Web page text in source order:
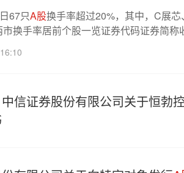
67只A股换手率超过20%，其中，C展
换手率居前个股一览证券代码证券简
信证券股份有限公司关于恒勃